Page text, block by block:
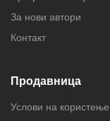
За нови автори
Контакт
Продавница
Услови на користење